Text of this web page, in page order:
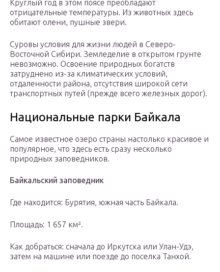
Круглый год в этом поясе преобладают
отрицательные температуры. Из животных здесь
обитают олени, пушные звери.
Суровы условия для жизни людей в Северо-
Восточной Сибири. Земледелие в открытом грунте
невозможно. Освоение природных богатств
затруднено из-за климатических условий,
отдаленности района, отсутствия широкой сети
транспортных путей (прежде всего железных дорог).
Национальные парки Байкала
Самое известное озеро страны настолько красивое и
популярное, что здесь есть сразу несколько
природных заповедников.
Байкальский заповедник
Где находится: Бурятия, южная часть Байкала.
Площадь: 1 657 км².
Как добраться: сначала до Иркутска или Улан-Удэ,
затем на машине или поезде до поселка Танхой.